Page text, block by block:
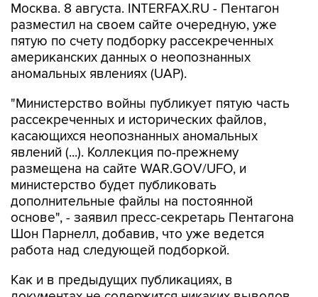
Москва. 8 августа. INTERFAX.RU - Пентагон
разместил на своем сайте очередную, уже
пятую по счету подборку рассекреченных
американских данных о неопознанных
аномальных явлениях (UAP).
"Министерство войны публикует пятую часть
рассекреченных и исторических файлов,
касающихся неопознанных аномальных
явлений (...). Коллекция по-прежнему
размещена на сайте WAR.GOV/UFO, и
министерство будет публиковать
дополнительные файлы на постоянной
основе", - заявил пресс-секретарь Пентагона
Шон Парнелл, добавив, что уже ведется
работа над следующей подборкой.
Как и в предыдущих публикациях, в